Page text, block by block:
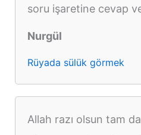
soru işaretine cevap
Nurgül
Rüyada sülük görmek
Allah razı olsun tam